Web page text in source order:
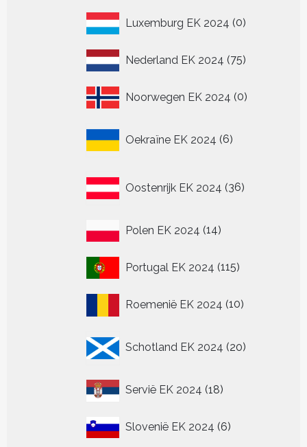
Luxemburg EK 2024 00
Nederland EK 2024 7575
Noorwegen EK 2024 00
Oekraïne EK 2024 6
producten
Oostenrijk EK 2024 36
producten
Polen EK 2024 1414
Portugal EK 2024 115115
Roemenië EK 2024 1010
Schotland EK 2024 20
producten
Servië EK 2024 1818
Slovenië EK 2024 66